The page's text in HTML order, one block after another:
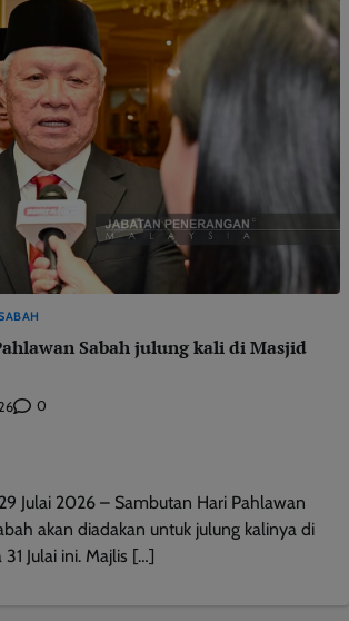
Sabah julung kali di Masjid
0
Julai 2026 – Sambutan Hari Pahlawan
akan diadakan untuk julung kalinya di
Julai ini. Majlis […]